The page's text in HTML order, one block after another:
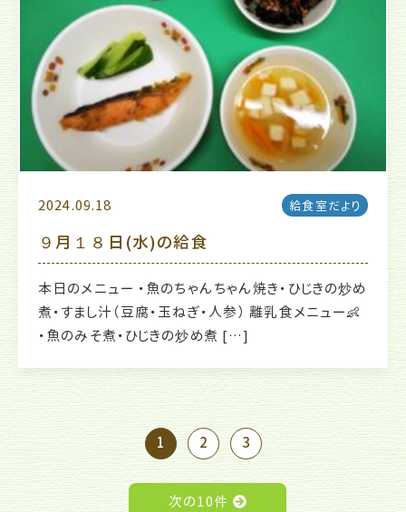
2024.09.18 給食室だより
９月１８日(水)の給食
本日のメニュー ・魚のちゃんちゃん焼き・ひじきの炒め
煮・すまし汁（豆腐・玉ねぎ・人参） 離乳食メニュー👶
・魚のみそ煮・ひじきの炒め煮 […]
次の10件
1 2 3